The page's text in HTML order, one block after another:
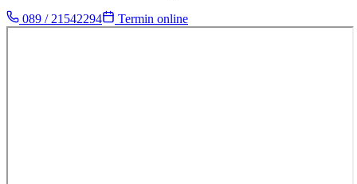
089 / 21542294 Termin online